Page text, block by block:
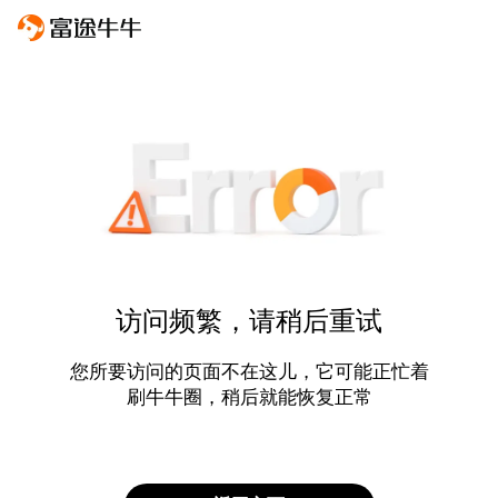
访问频繁，请稍后重试
您所要访问的页面不在这儿，它可能正忙着
刷牛牛圈，稍后就能恢复正常